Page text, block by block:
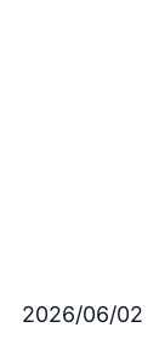
2026/06/02